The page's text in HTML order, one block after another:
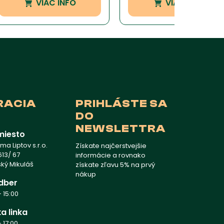
VIAC INFO VIAC INFO
Liptov s.r.o.
67
Mikuláš
linka
PRIHLÁSTE SA
DO
NEWSLETTRA
Získate najčerstvejšie
informácie a rovnako
získate zľavu 5% na prvý
nákup